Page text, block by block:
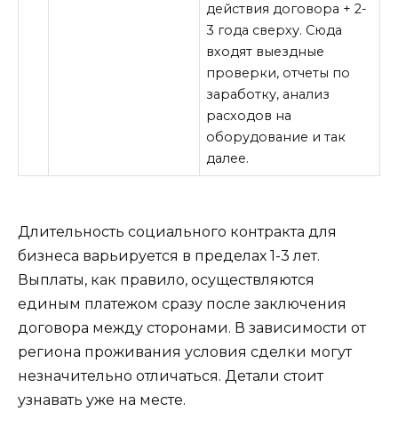
действия договора + 2-
3 года сверху. Сюда
входят выездные
проверки, отчеты по
заработку, анализ
расходов на
оборудование и так
далее.
Длительность социального контракта для
бизнеса варьируется в пределах 1-3 лет.
Выплаты, как правило, осуществляются
единым платежом сразу после заключения
договора между сторонами. В зависимости от
региона проживания условия сделки могут
незначительно отличаться. Детали стоит
узнавать уже на месте.